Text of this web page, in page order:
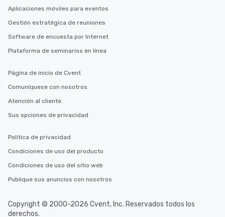
Aplicaciones móviles para eventos
Gestión estratégica de reuniones
Software de encuesta por Internet
Plataforma de seminarios en línea
Página de inicio de Cvent
Comuníquese con nosotros
Atención al cliente
Sus opciones de privacidad
Política de privacidad
Condiciones de uso del producto
Condiciones de uso del sitio web
Publique sus anuncios con nosotros
Copyright © 2000-2026 Cvent, Inc. Reservados todos los
derechos.